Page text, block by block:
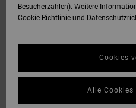
Besucherzahlen). Weitere
Cookie-Richtlinie und
Cookies
Alle Cookies